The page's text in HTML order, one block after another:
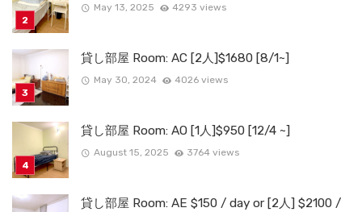
May 13, 2025 4293 views
貸し部屋 Room: AC [2人]$1680 [8/1~]
May 30, 2024 4026 views
貸し部屋 Room: AO [1人]$950 [12/4 ~]
August 15, 2025 3764 views
貸し部屋 Room: AE $150 / day or [2人] $2100 /